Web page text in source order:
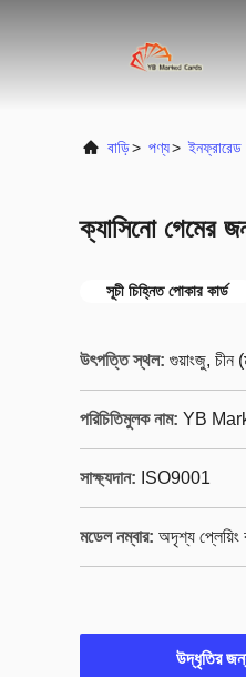
বাড়ি> পণ্য> ইনফ্রারেড
ক্যাসিনো গেমের
সূচী চিহ্নিত পোকার কার্ড
উৎপত্তি স্থল: গুয়াংজু, চীন
পরিচিতিমুলক নাম: YB
সাক্ষ্যদান: ISO9001
মডেল নম্বার: অদৃশ্য প্লেয়িং
উদ্ধৃতির